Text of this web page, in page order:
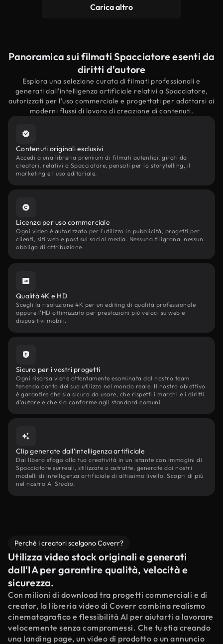
Carica altro
Panoramica sui filmati Spacciatore esenti da
diritti d'autore
Esplora una selezione curata di filmati professionali e
generati dall'intelligenza artificiale relativi a Spacciatore,
autorizzati per l'uso commerciale e progettati per adattarsi ai
moderni flussi di lavoro di creazione di contenuti.
Contenuti originali esclusivi
Accedi a una libreria premium di filmati autentici, girati da
creatori, relativi a Spacciatore, pensati per lo storytelling, il
marketing e l'uso editoriale.
Licenza per uso commerciale
Ogni video è autorizzato per l'utilizzo in pubblicità, progetti per
clienti, siti web e post sui social media. Nessuna filigrana, nessun
obbligo di attribuzione.
Qualità 4K e HD
Scegli la risoluzione 4K per un editing di qualità professionale
oppure l'HD ottimizzato per prestazioni più veloci su web e
dispositivi mobili.
Sicuro per i vostri progetti
Ogni risorsa viene attentamente esaminata dal nostro team
tenendo conto del suo utilizzo nel mondo reale. Il nostro obiettivo
è garantire che sia sicura da usare, che rispetti i marchi e i diritti
d'autore e che sia conforme agli standard comuni.
Clip generate dall'intelligenza artificiale
Dai libero sfogo alla tua creatività in un istante con immagini di
Spacciatore surreali, stilizzate o astratte, generate dai nostri
modelli di intelligenza artificiale di altissimo livello. Scopri di più
nel nostro AI Studio.
Perché i creatori scelgono Coverr?
Utilizza video stock originali e generati
dall'IA per garantire qualità, velocità e
sicurezza.
Con milioni di download tra progetti commerciali e di
creator, la libreria video di Coverr combina realismo
cinematografico e flessibilità AI per aiutarti a lavorare
velocemente senza compromessi. Che tu stia creando
una landing page, un video di prodotto o un annuncio